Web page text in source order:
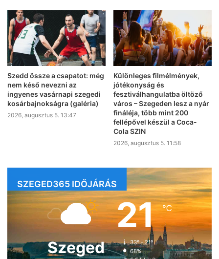
Szedd össze a csapatot: még
nem késő nevezni az
ingyenes vasárnapi szegedi
kosárbajnokságra (galéria)
2026, augusztus 5. 13:47
Különleges filmélmények,
jótékonyság és
fesztiválhangulatba öltöző
város – Szegeden lesz a nyár
fináléja, több mint 200
fellépővel készül a Coca-
Cola SZIN
2026, augusztus 5. 11:58
SZEGED365 IDŐJÁRÁS
Szeged
21℃
33º - 21º
68%